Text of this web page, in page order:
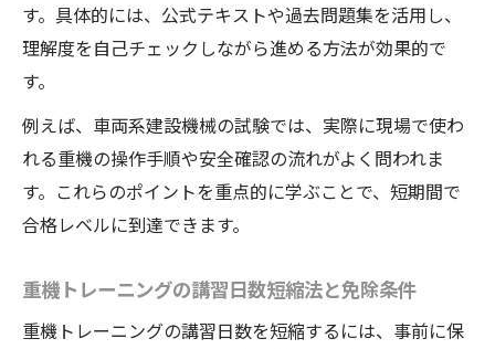
す。具体的には、公式テキストや過去問題集を活用し、
理解度を自己チェックしながら進める方法が効果的で
す。
例えば、車両系建設機械の試験では、実際に現場で使わ
れる重機の操作手順や安全確認の流れがよく問われま
す。これらのポイントを重点的に学ぶことで、短期間で
合格レベルに到達できます。
重機トレーニングの講習日数短縮法と免除条件
重機トレーニングの講習日数を短縮するには、事前に保